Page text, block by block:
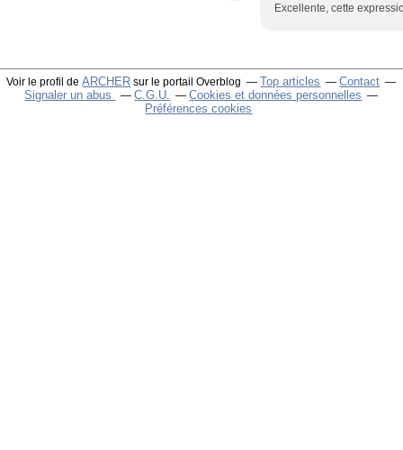
Excellente, cette
Voir le profil deARCHER sur le portail Overblog Top articles
Contact
Signaler un abus
C.G.U.
Cookies et données personnelles
Préférences cookies